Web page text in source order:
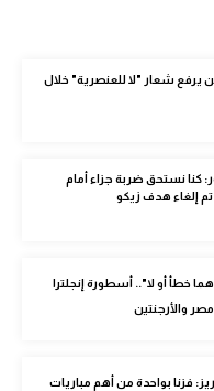
شعار "لا للعنصرية" خلال
كنا نستحق ضربة جزاء أمام
تم إلغاء هدف زيكو
خطأ أو لا".. أسطورة إنجلترا
والأرجنتين
فزنا بواحدة من أهم مباريات